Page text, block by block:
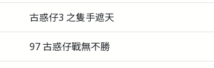
古惑仔3 之隻手遮天
97 古惑仔戰無不勝